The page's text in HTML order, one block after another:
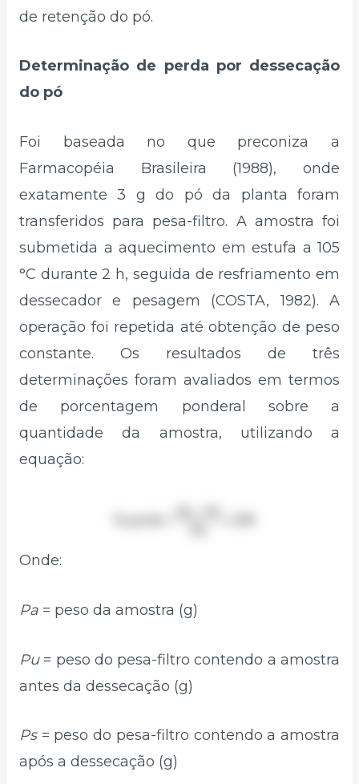
de retenção do pó.
Determinação de perda por dessecação
do pó
Foi baseada no que preconiza a
Farmacopéia Brasileira (1988), onde
exatamente 3 g do pó da planta foram
transferidos para pesa-filtro. A amostra foi
submetida a aquecimento em estufa a 105
°C durante 2 h, seguida de resfriamento em
dessecador e pesagem (COSTA, 1982). A
operação foi repetida até obtenção de peso
constante. Os resultados de três
determinações foram avaliados em termos
de porcentagem ponderal sobre a
quantidade da amostra, utilizando a
equação:
Onde:
Pa = peso da amostra (g)
Pu= peso do pesa-filtro contendo a amostra
antes da dessecação (g)
Ps= peso do pesa-filtro contendo a amostra
após a dessecação (g)